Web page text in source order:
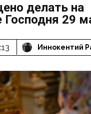
делать на
Господня 29
Иннокентий